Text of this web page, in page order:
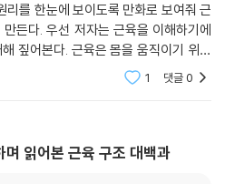
, 친근한 말투로 설명해 줍니다. 귀여
실려있어서, 읽는 내내 무척 좋았습니
, 알기 쉽고 흥미롭게 읽을 수 있었습니
리를 한눈에 보이도록 만화로 보여줘 근
든다. 우선 저자는 근육을 이해하기에
짚어본다. 근육은 몸을 움직이기 위해
직일 수 없기 때문이다. 지금껏 우리 몸
1 댓글0
읽어본 근육 구조 대백과